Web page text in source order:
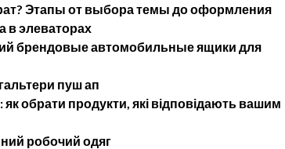
Этапы от выбора темы до оформления
в элеваторах
брендовые автомобильные ящики для
пуш ап
обрати продукти, які відповідають вашим
робочий одяг